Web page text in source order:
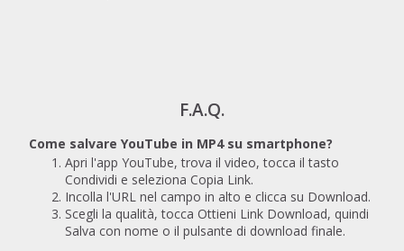
F.A.Q.
Come salvare YouTube in MP4 su smartphone?
Apri l'app YouTube, trova il video, tocca il tasto
Condividi e seleziona Copia Link.
Incolla l'URL nel campo in alto e clicca su Download.
Scegli la qualità, tocca Ottieni Link Download, quindi
Salva con nome o il pulsante di download finale.